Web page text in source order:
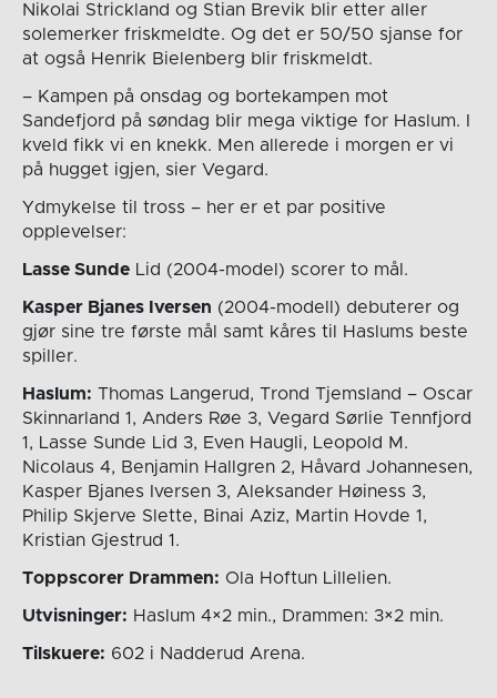
Nikolai Strickland og Stian Brevik blir etter aller
solemerker friskmeldte. Og det er 50/50 sjanse for
at også Henrik Bielenberg blir friskmeldt.
– Kampen på onsdag og bortekampen mot
Sandefjord på søndag blir mega viktige for Haslum. I
kveld fikk vi en knekk. Men allerede i morgen er vi
på hugget igjen, sier Vegard.
Ydmykelse til tross – her er et par positive
opplevelser:
Lasse SundeLid (2004-model) scorer to mål.
Kasper Bjanes Iversen (2004-modell) debuterer og
gjør sine tre første mål samt kåres til Haslums beste
spiller.
Haslum: Thomas Langerud, Trond Tjemsland – Oscar
Skinnarland 1, Anders Røe 3, Vegard Sørlie Tennfjord
1, Lasse Sunde Lid 3, Even Haugli, Leopold M.
Nicolaus 4, Benjamin Hallgren 2, Håvard Johannesen,
Kasper Bjanes Iversen 3, Aleksander Høiness 3,
Philip Skjerve Slette, Binai Aziz, Martin Hovde 1,
Kristian Gjestrud 1.
Toppscorer Drammen: Ola Hoftun Lillelien.
Utvisninger: Haslum 4×2 min., Drammen: 3×2 min.
Tilskuere: 602 i Nadderud Arena.